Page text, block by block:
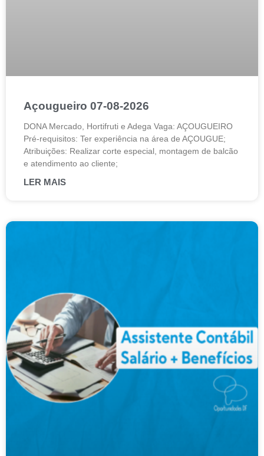
Açougueiro 07-08-2026
DONA Mercado, Hortifruti e Adega Vaga: AÇOUGUEIRO
Pré-requisitos: Ter experiência na área de AÇOUGUE;
Atribuições: Realizar corte especial, montagem de balcão
e atendimento ao cliente;
LER MAIS